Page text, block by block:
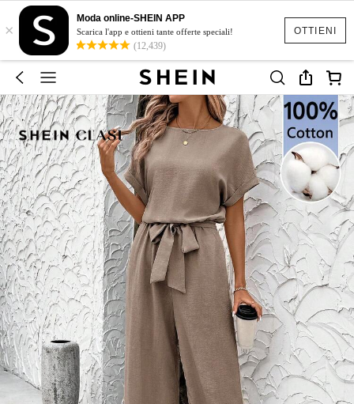
OTTIENI
×
Moda online-SHEIN APP
Scarica l'app e ottieni tante offerte speciali!
(12,439)